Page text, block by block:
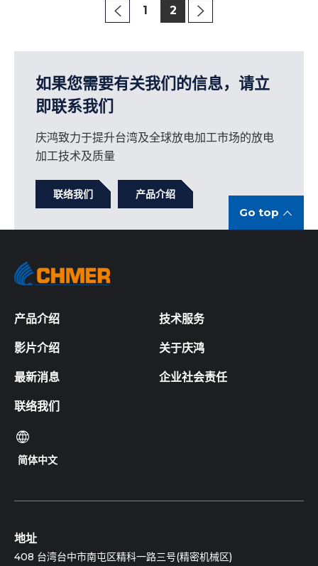
1 2
如果您需要有关我们的信息，请立
即联系我们
庆鸿致力于提升台湾及全球放电加工市场的放电
加工技术及质量
联络我们 产品介绍
Go top
产品介绍 技术服务
影片介绍 关于庆鸿
最新消息 企业社会责任
联络我们
简体中文
地址
408 台湾台中市南屯区精科一路三号(精密机械区)